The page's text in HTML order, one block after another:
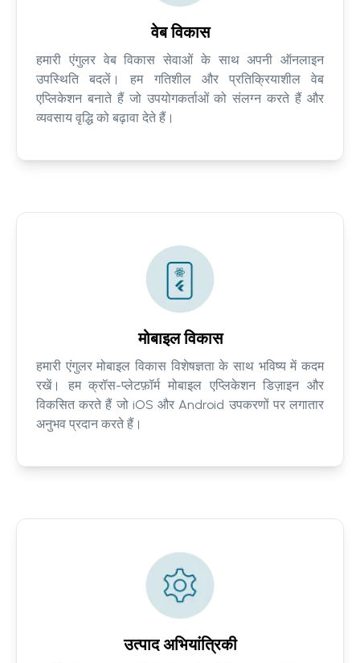
वेब विकास
हमारी एंगुलर वेब विकास सेवाओं के साथ अपनी ऑनलाइन
उपस्थिति बदलें। हम गतिशील और प्रतिक्रियाशील वेब
एप्लिकेशन बनाते हैं जो उपयोगकर्ताओं को संलग्न करते हैं और
व्यवसाय वृद्धि को बढ़ावा देते हैं।
मोबाइल विकास
हमारी एंगुलर मोबाइल विकास विशेषज्ञता के साथ भविष्य में कदम
रखें। हम क्रॉस-प्लेटफ़ॉर्म मोबाइल एप्लिकेशन डिज़ाइन और
विकसित करते हैं जो iOS और Android उपकरणों पर लगातार
अनुभव प्रदान करते हैं।
उत्पाद अभियांत्रिकी